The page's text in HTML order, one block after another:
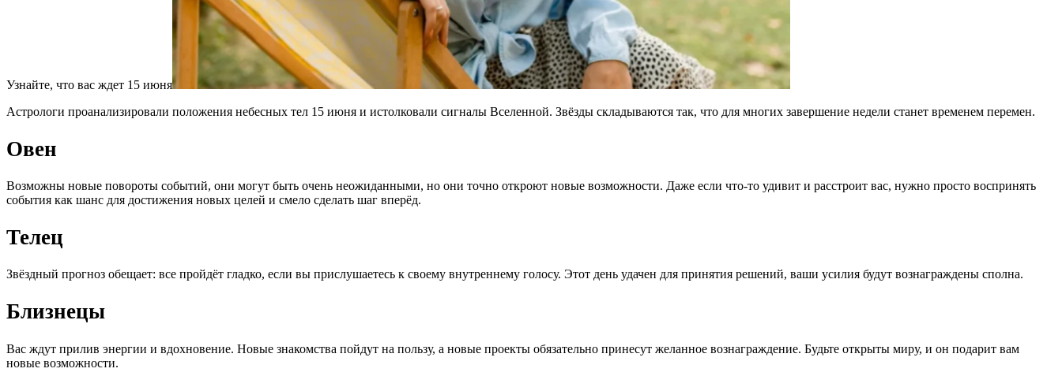
Узнайте, что вас ждет 15 июня
Астрологи проанализировали положения небесных тел 15 июня и истолковали сигналы Вселенной. Звёзды складываются так, что для многих завершение недели станет временем перемен.
Овен
Возможны новые повороты событий, они могут быть очень неожиданными, но они точно откроют новые возможности. Даже если что-то удивит и расстроит вас, нужно просто воспринять
события как шанс для достижения новых целей и смело сделать шаг вперёд.
Телец
Звёздный прогноз обещает: все пройдёт гладко, если вы прислушаетесь к своему внутреннему голосу. Этот день удачен для принятия решений, ваши усилия будут вознаграждены сполна.
Близнецы
Вас ждут прилив энергии и вдохновение. Новые знакомства пойдут на пользу, а новые проекты обязательно принесут желанное вознаграждение. Будьте открыты миру, и он подарит вам
новые возможности.